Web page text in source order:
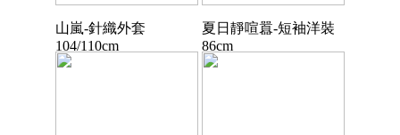
山嵐-針織外套
104/110cm
夏日靜喧囂-短袖洋裝
86cm